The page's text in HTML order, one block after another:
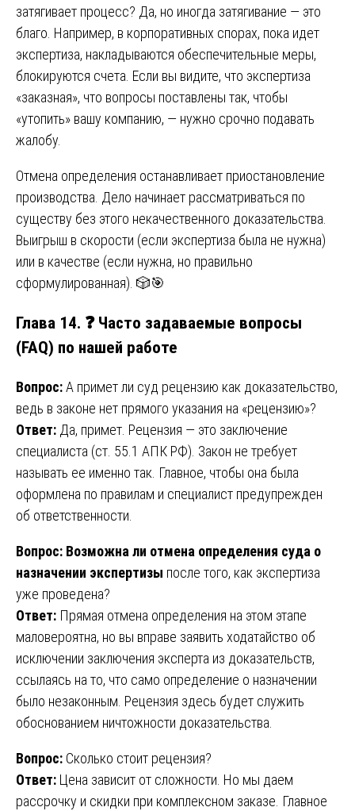
затягивает процесс? Да, но иногда затягивание — это
благо. Например, в корпоративных спорах, пока идет
экспертиза, накладываются обеспечительные меры,
блокируются счета. Если вы видите, что экспертиза
«заказная», что вопросы поставлены так, чтобы
«утопить» вашу компанию, — нужно срочно подавать
жалобу.
Отмена определения останавливает приостановление
производства. Дело начинает рассматриваться по
существу без этого некачественного доказательства.
Выигрыш в скорости (если экспертиза была не нужна)
или в качестве (если нужна, но правильно
сформулированная). 🎲🎯
Глава 14. ❓ Часто задаваемые вопросы
(FAQ) по нашей работе
Вопрос:А примет ли суд рецензию как доказательство,
ведь в законе нет прямого указания на «рецензию»?
Ответ: Да, примет. Рецензия — это заключение
специалиста (ст. 55.1 АПК РФ). Закон не требует
называть ее именно так. Главное, чтобы она была
оформлена по правилам и специалист предупрежден
об ответственности.
Вопрос: Возможна ли отмена определения суда о
назначении экспертизы после того, как экспертиза
уже проведена?
Ответ: Прямая отмена определения на этом этапе
маловероятна, но вы вправе заявить ходатайство об
исключении заключения эксперта из доказательств,
ссылаясь на то, что само определение о назначении
было незаконным. Рецензия здесь будет служить
обоснованием ничтожности доказательства.
Вопрос: Сколько стоит рецензия?
Ответ: Цена зависит от сложности. Но мы даем
рассрочку и скидки при комплексном заказе. Главное